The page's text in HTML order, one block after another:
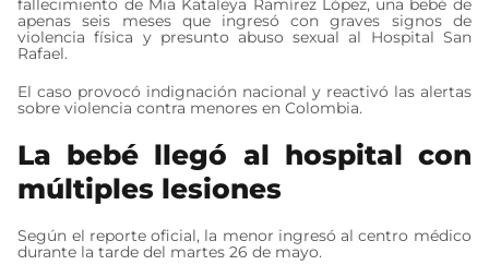
apenas seis meses que ingresó con graves signos de
violencia física y presunto abuso sexual al Hospital San
Rafael.
El caso provocó indignación nacional y reactivó las alertas
sobre violencia contra menores en Colombia.
La bebé llegó al hospital con
múltiples lesiones
Según el reporte oficial, la menor ingresó al centro médico
durante la tarde del martes 26 de mayo.